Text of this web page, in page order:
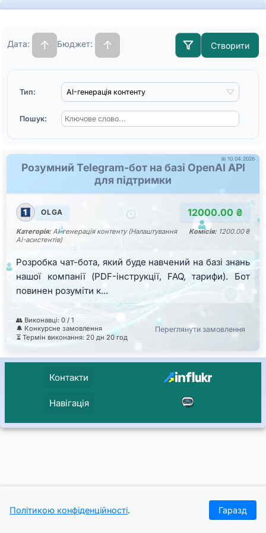
Головна Проєкти Кейси Увійти
Біржа
фрілансу:
замовлення
Дата: ↑ Бюджет: ↑ Створити
Тип:
Пошук:
📅 10.04.2026
Розумний Telegram-бот на базі OpenAI API
для підтримки
OLGA 12000.00 ₴
Категорія: AI-генерація контенту (Налаштування
AI-асистентів)
Комісія: 1200.00 ₴
Розробка чат-бота, який буде навчений на базі знань
нашої компанії (PDF-інструкції, FAQ, тарифи). Бот
повинен розуміти к...
👥 Виконавці: 0 / 1
🔔 Конкурсне замовлення
⏳ Термін виконання: 20 дн 20 год
Переглянути замовлення
Контакти
Навігація
Політикою конфіденційності. Гаразд